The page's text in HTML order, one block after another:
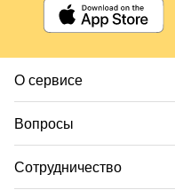
О сервисе
Вопросы
Сотрудничество